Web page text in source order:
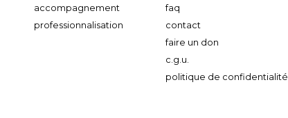
accompagnement
professionnalisation
faq
contact
faire un don
c.g.u.
politique de confidentialité